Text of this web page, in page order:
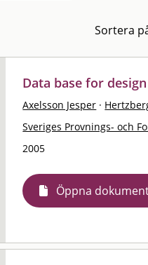
Sortera
Data base for
Axelsson Jesper ·
Sveriges Provnings- och
2005
Öppna